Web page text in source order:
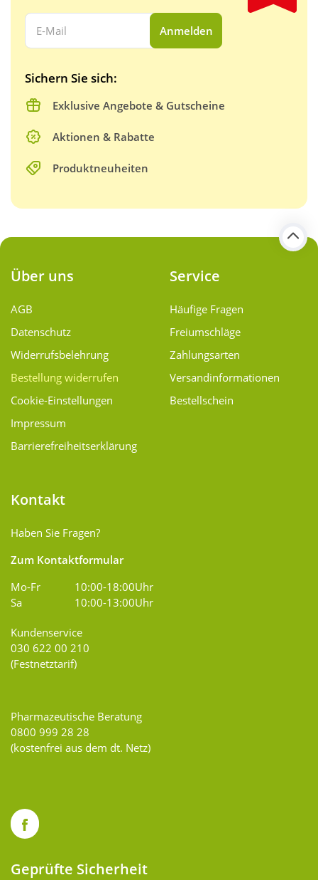
Ihre E-Mail Adresse:
Anmelden
Sichern Sie sich:
Exklusive Angebote & Gutscheine
Aktionen & Rabatte
Produktneuheiten
Über uns
AGB
Datenschutz
Widerrufsbelehrung
Bestellung widerrufen
Cookie-Einstellungen
Impressum
Barrierefreiheitserklärung
Service
Häufige Fragen
Freiumschläge
Zahlungsarten
Versand­informationen
Bestellschein
Kontakt
Haben Sie Fragen?
Zum Kontaktformular
Mo-Fr
10:00-18:00Uhr
Sa
10:00-13:00Uhr
Kundenservice
030 622 00 210
(Festnetztarif)
Pharmazeutische Beratung
0800 999 28 28
(kostenfrei aus dem dt. Netz)
Geprüfte Sicherheit